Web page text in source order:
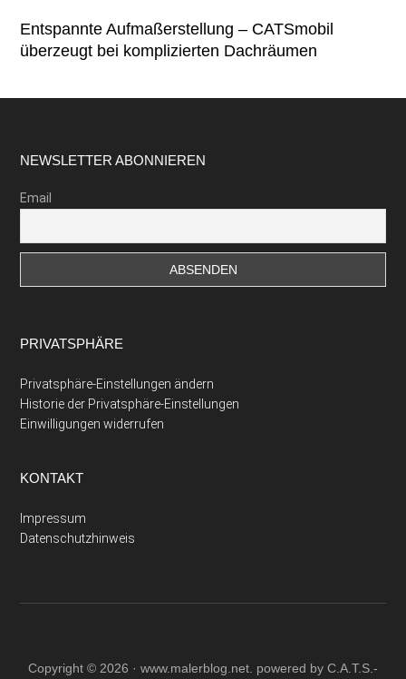
Entspannte Aufmaßerstellung – CATSmobil
überzeugt bei komplizierten Dachräumen
Footer
NEWSLETTER ABONNIEREN
Email
PRIVATSPHÄRE
Privatsphäre-Einstellungen ändern
Historie der Privatsphäre-Einstellungen
Einwilligungen widerrufen
KONTAKT
Impressum
Datenschutzhinweis
Copyright © 2026 · www.malerblog.net . powered by C.A.T.S.-